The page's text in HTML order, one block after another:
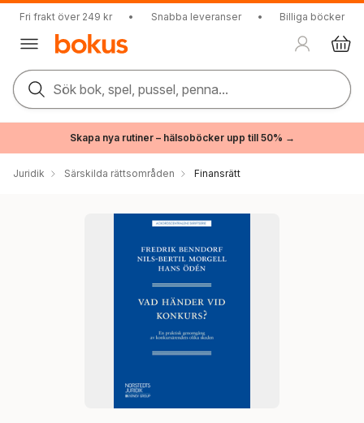
Fri frakt över 249 kr • Snabba leveranser • Billiga böcker
Sök bok, spel, pussel, penna...
Skapa nya rutiner – hälsoböcker upp till 50% →
Juridik Särskilda rättsområden Finansrätt